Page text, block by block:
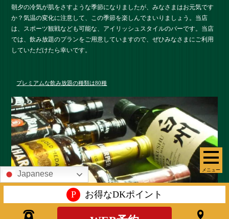
メニュー
朝夕の冷気が肌をさすような季節になりましたが、みなさまはお元気です
か？気温の変化に注意して、この季節を楽しんでまいりましょう。当店
は、スポーツ観戦なども可能な、アイリッシュスタイルのバーです。当店
では、飲み放題のプランをご用意していますので、ぜひみなさまにご利用
していただけたら幸いです。
プレミアムな飲み放題の種類は80種
Japanese
P お得なDKポイント